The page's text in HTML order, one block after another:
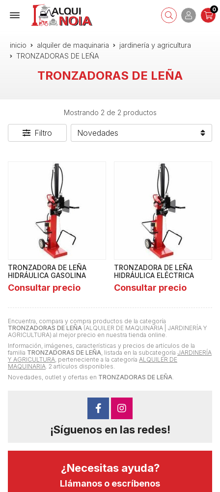
0
inicio alquiler de maquinaria
jardinería y agricultura
TRONZADORAS DE LEÑA
TRONZADORAS DE LEÑA
Encuentra, compara y compra productos de la categoría
TRONZADORAS DE LEÑA (ALQUILER DE MAQUINARIA | JARDINERÍA Y
AGRICULTURA) al mejor precio en nuestra tienda online.
Información, imágenes, características y precios de artículos de la
familia TRONZADORAS DE LEÑA, listada en la subcategoría JARDINERÍA
Y AGRICULTURA, perteneciente a la categoría ALQUILER DE
MAQUINARIA. 2 artículos disponibles.
Novedades, outlet y ofertas en TRONZADORAS DE LEÑA.
Mostrando 2 de 2 productos
Filtro
TRONZADORA DE LEÑA
HIDRÁULICA GASOLINA
Consultar precio
TRONZADORA DE LEÑA
HIDRÁULICA ELÉCTRICA
Consultar precio
¡Síguenos en las redes!
¿Necesitas ayuda?
Llámanos o escríbenos